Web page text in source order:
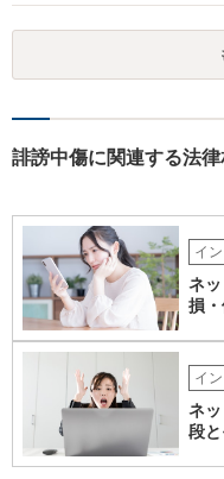
らご相談になることをお勧
誹謗中傷に関連する法
イ
ネ
損
イ
ネ
段